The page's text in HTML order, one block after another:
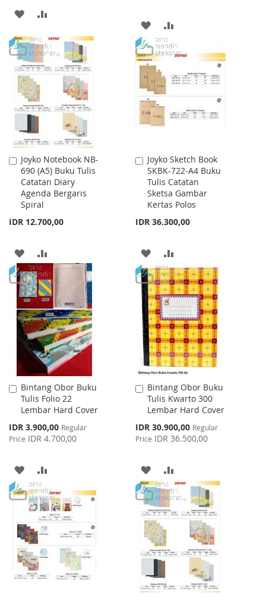
ADD
WISH
LIST
TO
COMPARE
ADD
TO
WISH
LIST
TO
COMPARE
Joyko Notebook NB-
690 (A5) Buku Tulis
Catatan Diary
Agenda Bergaris
Spiral
IDR 12.700,00
Add
to
Cart
ADD
TO
WISH
LIST
TO
COMPARE
Joyko Sketch Book
SKBK-722-A4 Buku
Tulis Catatan
Sketsa Gambar
Kertas Polos
IDR 36.300,00
Add
to
Cart
ADD
TO
WISH
LIST
TO
COMPARE
Bintang Obor Buku
Tulis Folio 22
Lembar Hard Cover
Special
Price
IDR 3.900,00 Regular
Price IDR 4.700,00
Add
to
Cart
ADD
TO
WISH
LIST
TO
COMPARE
Bintang Obor Buku
Tulis Kwarto 300
Lembar Hard Cover
Special
Price
IDR 30.900,00 Regular
Price IDR 36.500,00
Add
to
Cart
ADD
TO
WISH
LIST
TO
COMPARE